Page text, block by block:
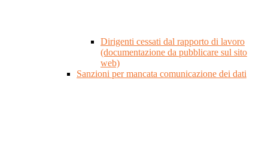
Dirigenti cessati dal rapporto di lavoro
(documentazione da pubblicare sul sito
web)
Sanzioni per mancata comunicazione dei dati